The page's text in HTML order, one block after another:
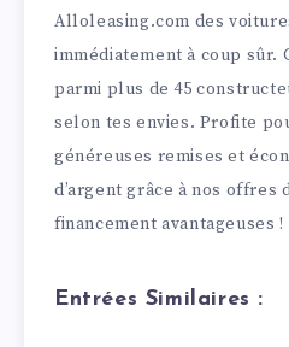
Alloleasing.com des
immédiatement à coup sûr.
parmi plus de 45
selon tes envies. Profite
généreuses remises et
d’argent grâce à nos offres
financement avantageuses !
Entrées Similaires :